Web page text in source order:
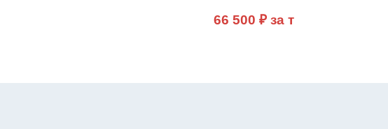
66 500 ₽ за т